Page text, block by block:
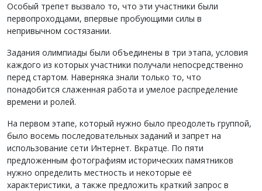
Особый трепет вызвало то, что эти участники были
первопроходцами, впервые пробующими силы в
непривычном состязании.
Задания олимпиады были объединены в три этапа, условия
каждого из которых участники получали непосредственно
перед стартом. Наверняка знали только то, что
понадобится слаженная работа и умелое распределение
времени и ролей.
На первом этапе, который нужно было преодолеть группой,
было восемь последовательных заданий и запрет на
использование сети Интернет. Вкратце. По пяти
предложенным фотографиям исторических памятников
нужно определить местность и некоторые её
характеристики, а также предложить краткий запрос в